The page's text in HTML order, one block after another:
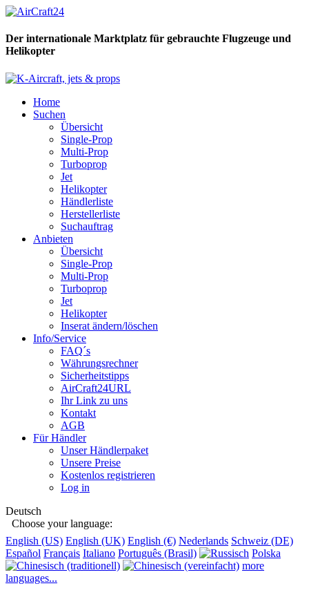
Der internationale Marktplatz für gebrauchte Flugzeuge und
Helikopter
Home
Suchen
Übersicht
Single-Prop
Multi-Prop
Turboprop
Jet
Helikopter
Händlerliste
Herstellerliste
Suchauftrag
Anbieten
Übersicht
Single-Prop
Multi-Prop
Turboprop
Jet
Helikopter
Inserat ändern/löschen
Info/Service
FAQ´s
Währungsrechner
Sicherheitstipps
AirCraft24URL
Ihr Link zu uns
Kontakt
AGB
Für Händler
Unser Händlerpaket
Unsere Preise
Kostenlos registrieren
Log in
Deutsch
Choose your language:
English (US) English (UK) English (€) Nederlands Schweiz (DE)
Español Français Italiano Português (Brasil)
Polska
more
languages...